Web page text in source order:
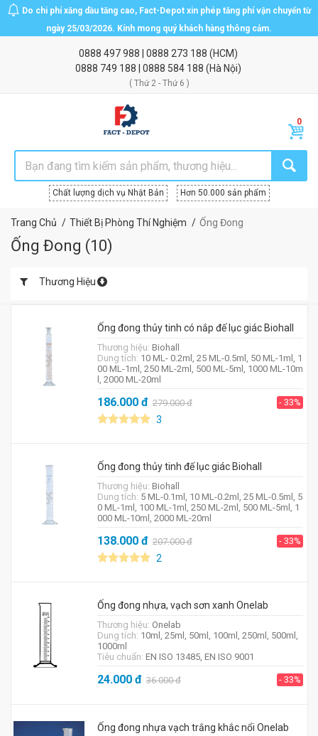
Do chi phí xăng dầu tăng cao, Fact-Depot xin phép tăng phí vận chuyển từ
ngày 25/03/2026. Kính mong quý khách hàng thông cảm.
0888 497 988 0888 273 188 (HCM)
0888 749 188
0888 584 188 (Hà Nội)
( Thứ 2 - Thứ 6 )
Chất lượng dịch vụ Nhật Bản Hơn 50.000 sản phẩm
Trang Chủ Thiết Bị Phòng Thí Nghiệm Ống Đong
Ống Đong (10)
Thương Hiệu
Ống đong thủy tinh có nắp đế lục giác Biohall
Thương hiệu: Biohall
Dung tích: 10 ML- 0.2ml, 25 ML-0.5ml, 50 ML-1ml, 1
00 ML-1ml, 250 ML-2ml, 500 ML-5ml, 1000 ML-10m
l, 2000 ML-20ml
186.000đ 279.000đ - 33%
3
Ống đong thủy tinh đế lục giác Biohall
Thương hiệu: Biohall
Dung tích: 5 ML-0.1ml, 10 ML-0.2ml, 25 ML-0.5ml, 5
0 ML-1ml, 100 ML-1ml, 250 ML-2ml, 500 ML-5ml, 1
000 ML-10ml, 2000 ML-20ml
138.000đ 207.000đ - 33%
2
Ống đong nhựa, vạch sơn xanh Onelab
Thương hiệu: Onelab
Dung tích: 10ml, 25ml, 50ml, 100ml, 250ml, 500ml,
1000ml
Tiêu chuẩn: EN ISO 13485, EN ISO 9001
24.000đ 36.000đ - 33%
Ống đong nhựa vạch trắng khắc nổi Onelab